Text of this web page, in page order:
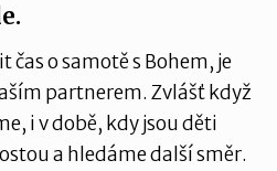
čas o samotě s Bohem, je
partnerem. Zvlášť když
i v době, kdy jsou děti
a hledáme další směr.